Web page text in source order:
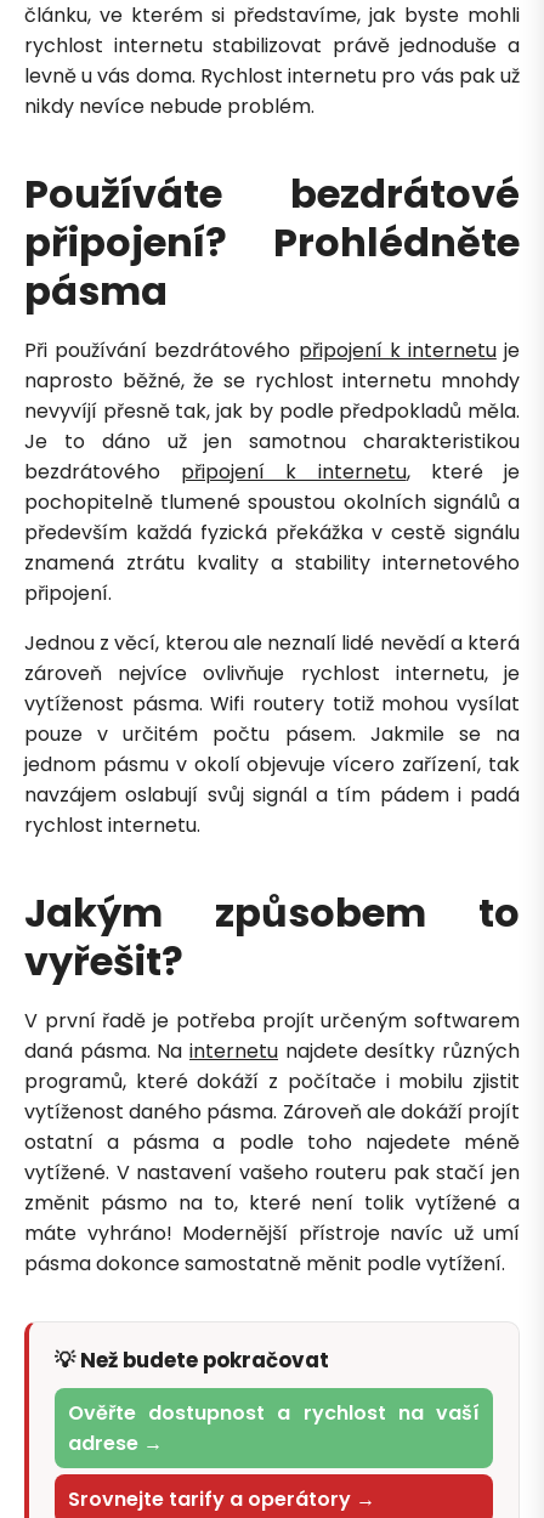
článku, ve kterém si představíme, jak byste mohli
rychlost internetu stabilizovat právě jednoduše a
levně u vás doma. Rychlost internetu pro vás pak už
nikdy nevíce nebude problém.
Používáte bezdrátové
připojení? Prohlédněte
pásma
Při používání bezdrátového připojení k internetuje
naprosto běžné, že se rychlost internetu mnohdy
nevyvíjí přesně tak, jak by podle předpokladů měla.
Je to dáno už jen samotnou charakteristikou
bezdrátového připojení k internetu, které je
pochopitelně tlumené spoustou okolních signálů a
především každá fyzická překážka v cestě signálu
znamená ztrátu kvality a stability internetového
připojení.
Jednou z věcí, kterou ale neznalí lidé nevědí a která
zároveň nejvíce ovlivňuje rychlost internetu, je
vytíženost pásma. Wifi routery totiž mohou vysílat
pouze v určitém počtu pásem. Jakmile se na
jednom pásmu v okolí objevuje vícero zařízení, tak
navzájem oslabují svůj signál a tím pádem i padá
rychlost internetu.
Jakým způsobem to
vyřešit?
V první řadě je potřeba projít určeným softwarem
daná pásma. Na internetu najdete desítky různých
programů, které dokáží z počítače i mobilu zjistit
vytíženost daného pásma. Zároveň ale dokáží projít
ostatní a pásma a podle toho najedete méně
vytížené. V nastavení vašeho routeru pak stačí jen
změnit pásmo na to, které není tolik vytížené a
máte vyhráno! Modernější přístroje navíc už umí
pásma dokonce samostatně měnit podle vytížení.
💡 Než budete pokračovat
Ověřte dostupnost a rychlost na vaší
adrese →
Srovnejte tarify a operátory →
Zavolejte mi zpět